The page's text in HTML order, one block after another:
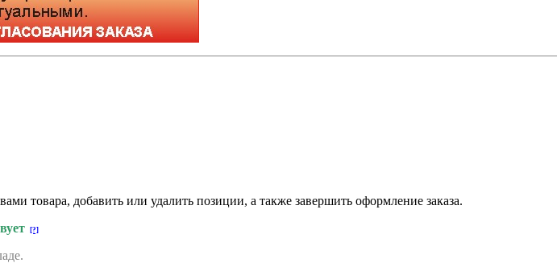
товара, добавить или удалить позиции, а также завершить оформление заказа.
[?]